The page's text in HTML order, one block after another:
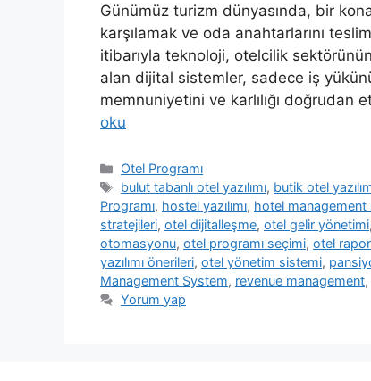
Günümüz turizm dünyasında, bir
karşılamak ve oda anahtarlarını
itibarıyla teknoloji, otelcilik
alan dijital sistemler, sadece iş
memnuniyetini ve karlılığı doğrudan
oku
Kategoriler
Otel Programı
Etiketler
bulut tabanlı otel yazılımı, butik otel
Programı, hostel yazılımı, hotel management
stratejileri, otel dijitalleşme, otel gelir yönetimi,
otomasyonu, otel programı seçimi, otel
yazılımı önerileri, otel yönetim sistemi,
Management System, revenue management,
Yorum yap